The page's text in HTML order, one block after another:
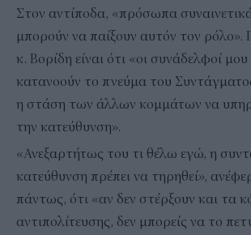
Στον αντίποδα, «πρόσωπα
μπορούν να παίξουν αυτόν τον ρόλο».
κ. Βορίδη είναι ότι «οι συνάδελφοί
κατανοούν το πνεύμα του
η στάση των άλλων κομμάτων να
την κατεύθυνση».
«Ανεξαρτήτως του τι θέλω εγώ, η
κατεύθυνση πρέπει να τηρηθεί»,
πάντως, ότι «αν δεν στέρξουν και τα
αντιπολίτευσης, δεν μπορείς να το